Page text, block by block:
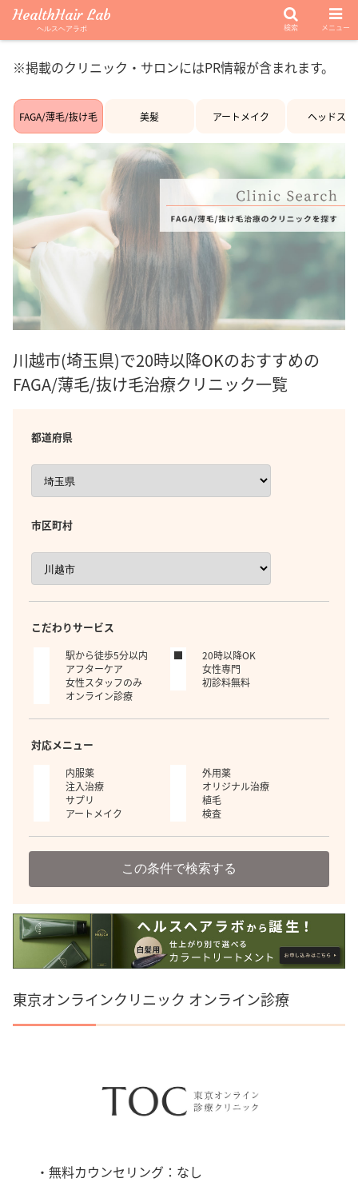
※掲載のクリニック・サロンにはPR情報が含まれます。
FAGA/薄毛/抜け毛 美髪 アートメイク ヘッドスパ
川越市(埼玉県)で20時以降OKのおすすめの
FAGA/薄毛/抜け毛治療クリニック一覧
都道府県
市区町村
こだわりサービス
駅から徒歩5分以内
20時以降OK
アフターケア
女性専門
女性スタッフのみ
初診料無料
オンライン診療
対応メニュー
内服薬
外用薬
注入治療
オリジナル治療
サプリ
植毛
アートメイク
検査
この条件で検索する
東京オンラインクリニック オンライン診療
・無料カウンセリング：なし
HealthHair Lab
ヘルスヘアラボ 検索 メニュー